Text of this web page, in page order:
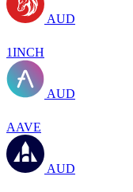
AUD
1INCH
AUD
AAVE
AUD